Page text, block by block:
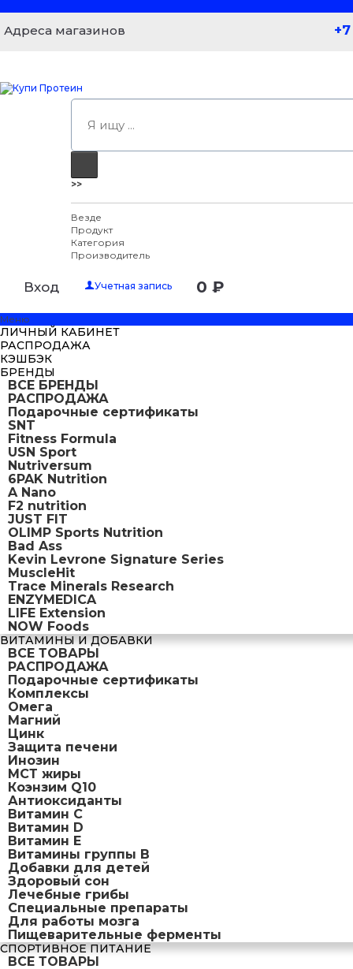
Адреса магазинов
>>
Везде
Продукт
Категория
Производитель
Вход Учетная запись 0 ₽
Меню
ЛИЧНЫЙ КАБИНЕТ
РАСПРОДАЖА
КЭШБЭК
БРЕНДЫ
ВСЕ БРЕНДЫ
РАСПРОДАЖА
Подарочные сертификаты
SNT
Fitness Formula
USN Sport
Nutriversum
6PAK Nutrition
A Nano
F2 nutrition
JUST FIT
OLIMP Sports Nutrition
Bad Ass
Kevin Levrone Signature Series
MuscleHit
Trace Minerals Research
ENZYMEDICA
LIFE Extension
NOW Foods
ВИТАМИНЫ И ДОБАВКИ
ВСЕ ТОВАРЫ
РАСПРОДАЖА
Подарочные сертификаты
Комплексы
Омега
Магний
Цинк
Защита печени
Инозин
МСТ жиры
Коэнзим Q10
Антиоксиданты
Витамин С
Витамин D
Витамин Е
Витамины группы B
Добавки для детей
Здоровый сон
Лечебные грибы
Специальные препараты
Для работы мозга
Пищеварительные ферменты
СПОРТИВНОЕ ПИТАНИЕ
ВСЕ ТОВАРЫ